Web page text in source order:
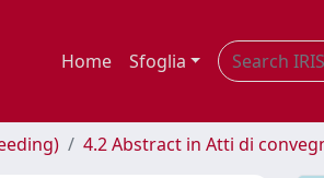
Home Sfoglia
4.2 Abstract in Atti di